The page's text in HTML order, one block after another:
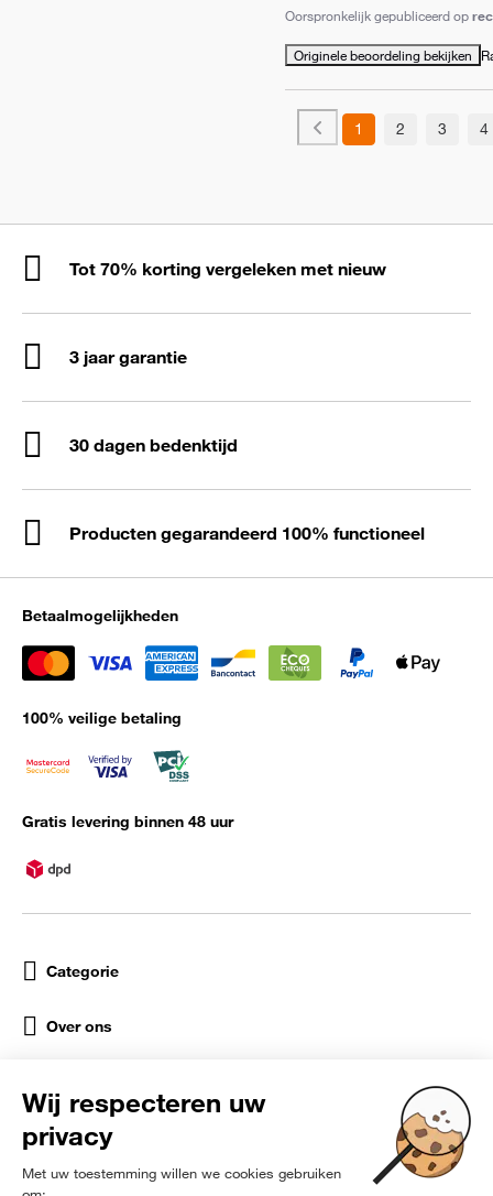
Oorspronkelijk gepubliceerd op
Originele beoordeling bekijken
1 2 3 4
Tot 70% korting vergeleken met nieuw
3 jaar garantie
30 dagen bedenktijd
Producten gegarandeerd 100% functioneel
Betaalmogelijkheden
100% veilige betaling
Gratis levering binnen 48 uur
Categorie
Over ons
Sociale netwerken